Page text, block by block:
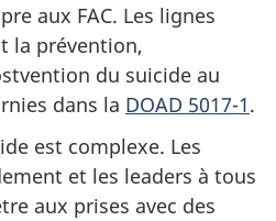
aux FAC. Les lignes
la prévention,
du suicide au
dans la DOAD 5017-1.
est complexe. Les
et les leaders à tous
aux prises avec des